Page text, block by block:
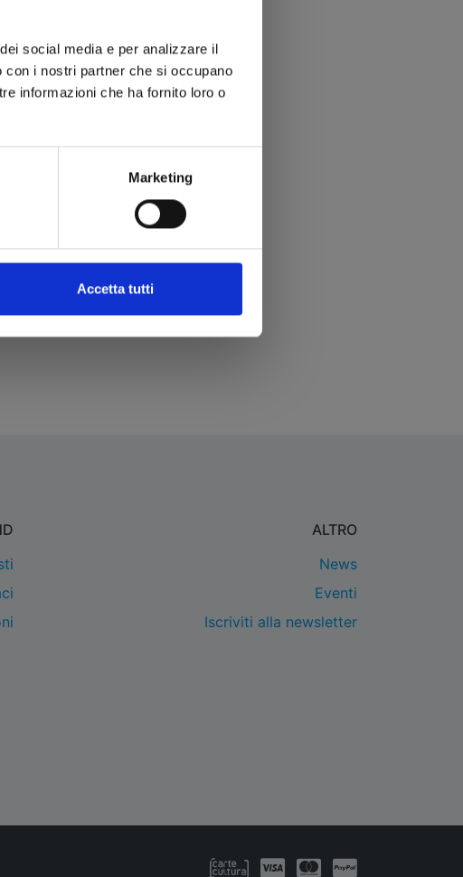
social media e per analizzare il
i nostri partner che si occupano
informazioni che ha fornito loro o
Marketing
Accetta tutti
ALTRO
News
Eventi
Iscriviti alla newsletter